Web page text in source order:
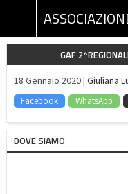
GAF
18 Gennaio 2020 | Giuliana
Facebook WhatsApp
DOVE SIAMO